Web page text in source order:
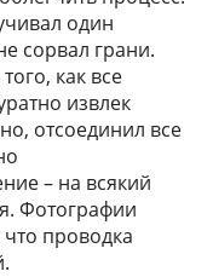
один
сорвал грани.
как все
извлек
отсоединил все
– на всякий
Фотографии
что проводка